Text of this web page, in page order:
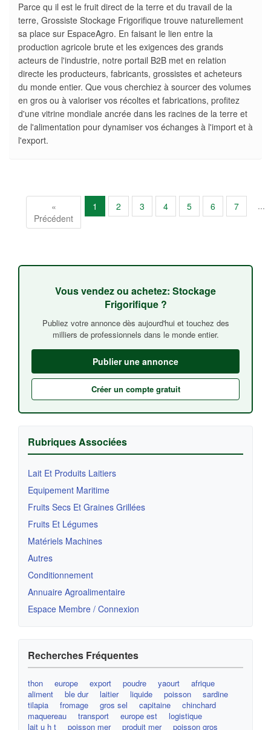
Parce qu il est le fruit direct de la terre et du travail de la
terre, Grossiste Stockage Frigorifique trouve naturellement
sa place sur EspaceAgro. En faisant le lien entre la
production agricole brute et les exigences des grands
acteurs de l'industrie, notre portail B2B met en relation
directe les producteurs, fabricants, grossistes et acheteurs
du monde entier. Que vous cherchiez à sourcer des volumes
en gros ou à valoriser vos récoltes et fabrications, profitez
d'une vitrine mondiale ancrée dans les racines de la terre et
de l'alimentation pour dynamiser vos échanges à l'import et à
l'export.
«
Précédent
1 2 3 4 5 6 7 ...
Vous vendez ou achetez: Stockage
Frigorifique ?
Publiez votre annonce dès aujourd'hui et touchez des
milliers de professionnels dans le monde entier.
Publier une annonce
Créer un compte gratuit
Rubriques Associées
Lait Et Produits Laitiers
Equipement Maritime
Fruits Secs Et Graines Grillées
Fruits Et Légumes
Matériels Machines
Autres
Conditionnement
Annuaire Agroalimentaire
Espace Membre / Connexion
Recherches Fréquentes
thon europe export poudre yaourt
afrique
aliment
ble dur laitier liquide poisson
sardine
tilapia
fromage gros sel capitaine
chinchard
maquereau
transport europe est
logistique
lait u h t
poisson mer produit mer poisson gros